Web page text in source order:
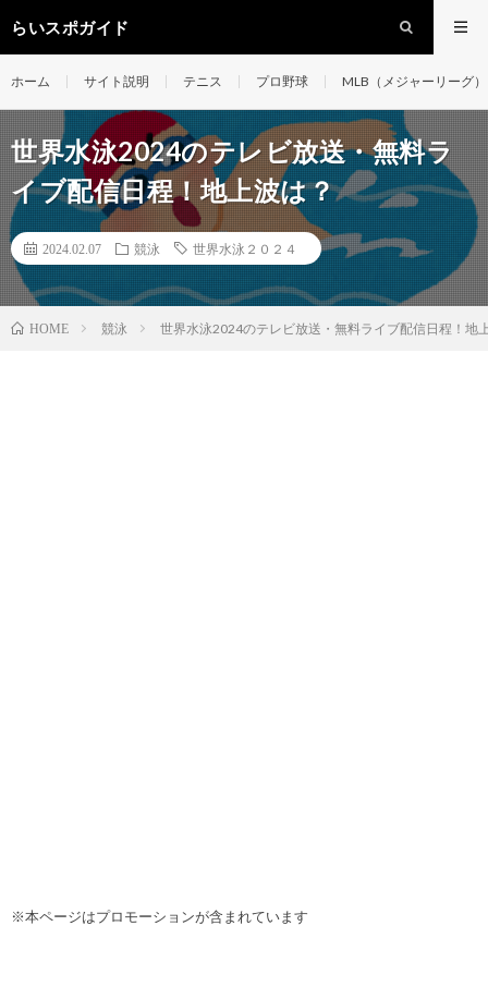
らいスポガイド
ホーム サイト説明 テニス プロ野球 MLB（メジャーリーグ）
世界水泳2024のテレビ放送・無料ラ
イブ配信日程！地上波は？
2024.02.07 競泳 世界水泳２０２４
HOME 競泳 世界水泳2024のテレビ放送・無料ライブ配信日程！地
※本ページはプロモーションが含まれています